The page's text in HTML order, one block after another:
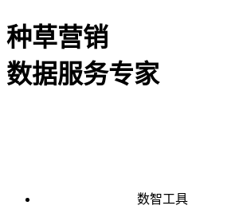
种草营销
数据服务专家
数智工具